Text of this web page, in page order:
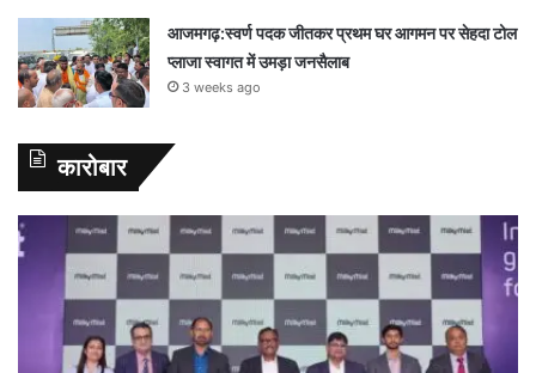
आजमगढ़:स्वर्ण पदक जीतकर प्रथम घर आगमन पर सेहदा टोल
प्लाजा स्वागत में उमड़ा जनसैलाब
3 weeks ago
कारोबार